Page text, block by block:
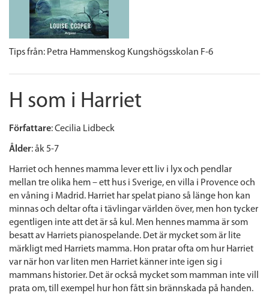
Tips från: Petra Hammenskog Kungshögsskolan F-6
H som i Harriet
Författare: Cecilia Lidbeck
Ålder: åk 5-7
Harriet och hennes mamma lever ett liv i lyx och pendlar
mellan tre olika hem – ett hus i Sverige, en villa i Provence och
en våning i Madrid. Harriet har spelat piano så länge hon kan
minnas och deltar ofta i tävlingar världen över, men hon tycker
egentligen inte att det är så kul. Men hennes mamma är som
besatt av Harriets pianospelande. Det är mycket som är lite
märkligt med Harriets mamma. Hon pratar ofta om hur Harriet
var när hon var liten men Harriet känner inte igen sig i
mammans historier. Det är också mycket som mamman inte vill
prata om, till exempel hur hon fått sin brännskada på handen.